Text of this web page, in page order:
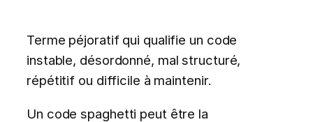
Terme péjoratif qui qualifie un code
instable, désordonné, mal structuré,
répétitif ou difficile à maintenir.
Un code spaghetti peut être la